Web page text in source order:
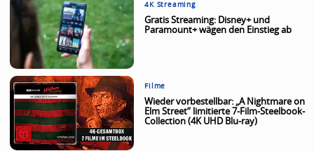
4K Streaming
Gratis Streaming: Disney+ und
Paramount+ wägen den Einstieg ab
Filme
Wieder vorbestellbar: „A Nightmare on
Elm Street“ limitierte 7-Film-Steelbook-
Collection (4K UHD Blu-ray)